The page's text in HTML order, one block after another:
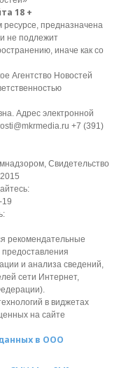
18 +
предназначена
не подлежит
иначе как со
Агентство Новостей
Адрес электронной
+7 (391)
Свидетельство
19
рекомендательные
и анализа сведений,
сети Интернет,
в виджетах
на сайте
в ООО